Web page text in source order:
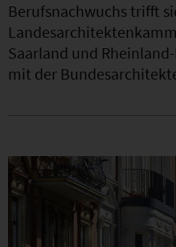
Berufsnachwuchs trifft
Saarland und
mit der